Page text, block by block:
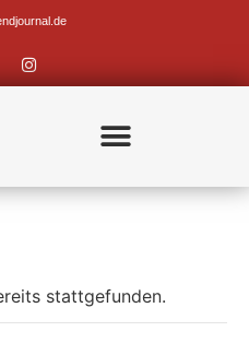
stattgefunden.